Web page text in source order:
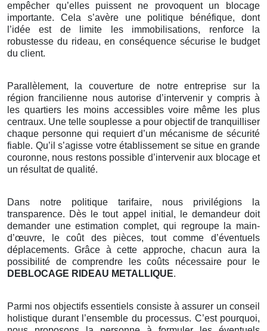
empêcher qu’elles puissent ne provoquent un blocage
importante. Cela s’avère une politique bénéfique, dont
l’idée est de limite les immobilisations, renforce la
robustesse du rideau, en conséquence sécurise le budget
du client.
Parallèlement, la couverture de notre entreprise sur la
région francilienne nous autorise d’intervenir y compris à
les quartiers les moins accessibles voire même les plus
centraux. Une telle souplesse a pour objectif de tranquilliser
chaque personne qui requiert d’un mécanisme de sécurité
fiable. Qu’il s’agisse votre établissement se situe en grande
couronne, nous restons possible d’intervenir aux blocage et
un résultat de qualité.
Dans notre politique tarifaire, nous privilégions la
transparence. Dès le tout appel initial, le demandeur doit
demander une estimation complet, qui regroupe la main-
d’œuvre, le coût des pièces, tout comme d’éventuels
déplacements. Grâce à cette approche, chacun aura la
possibilité de comprendre les coûts nécessaire pour le
DEBLOCAGE RIDEAU METALLIQUE.
Parmi nos objectifs essentiels consiste à assurer un conseil
holistique durant l’ensemble du processus. C’est pourquoi,